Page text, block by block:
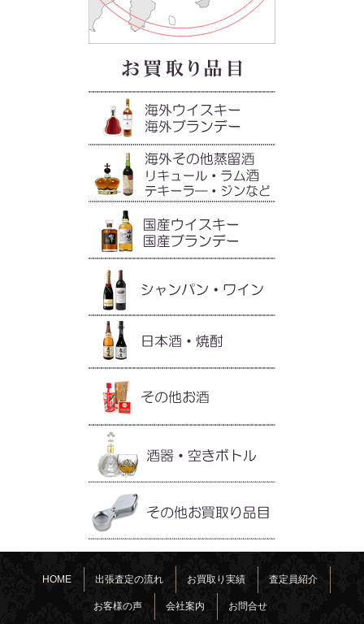
HOME 出張査定の流れ お買取り実績 査定員紹介
お客様の声 会社案内 お問合せ